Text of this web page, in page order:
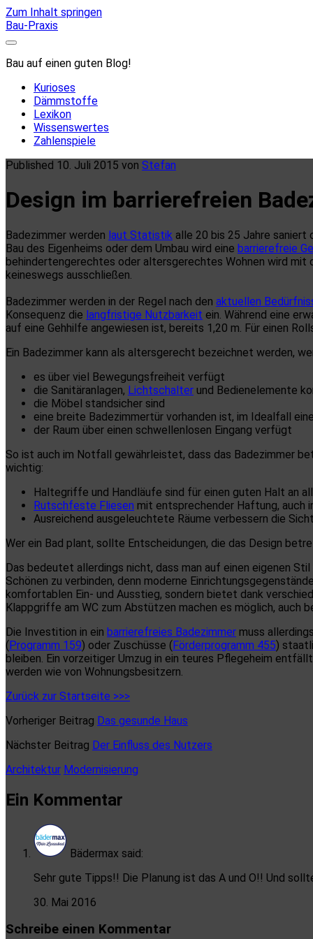
Zum Inhalt springen
Bau-Praxis
Bau auf einen guten Blog!
Kurioses
Dämmstoffe
Lexikon
Wissenswertes
Zahlenspiele
Published 10. Juli 2015 von Stefan
Design im barrierefreien
Badezimmer werden laut Statistik alle 20 bis 25 Jahre saniert
Bau des Eigenheims oder dem Umbau wird eine barrierefreie
behindertengerechtes oder altersgerechtes Wohnen wird mit
keineswegs ausschließen.
Badezimmer werden in der Regel nach den aktuellen
Konsequenz die langfristige Nutzbarkeit ein. Während eine
auf eine Gehhilfe angewiesen ist, bereits 1,20 m. Für einen
Ein Badezimmer kann als altersgerecht bezeichnet werden,
es über viel Bewegungsfreiheit verfügt
die Sanitäranlagen, Lichtschalter und Bedienelemente
die Möbel standsicher sind
eine breite Badezimmertür vorhanden ist, im Idealfall eine
der Raum über einen schwellenlosen Eingang verfügt
So ist auch im Notfall gewährleistet, dass das Badezimmer
wichtig:
Haltegriffe und Handläufe sind für einen guten Halt an
Rutschfeste Fliesen mit entsprechender Haftung, auch
Ausreichend ausgeleuchtete Räume verbessern die
Wer ein Bad plant, sollte Entscheidungen, die das Design
Das bedeutet allerdings nicht, dass man auf einen eigenen
Schönen zu verbinden, denn moderne Einrichtungsgegenstände
komfortablen Ein- und Ausstieg, sondern bietet dank
Klappgriffe am WC zum Abstützen machen es möglich,
Die Investition in ein barrierefreies Badezimmer muss
(Programm 159) oder Zuschüsse (Förderprogramm 455)
bleiben. Ein vorzeitiger Umzug in ein teures Pflegeheim
werden wie von Wohnungsbesitzern.
Zurück zur Startseite >>>
Vorheriger Beitrag Das gesunde Haus
Nächster Beitrag Der Einfluss des Nutzers
Architektur Modernisierung
Ein Kommentar
Bädermax said:
Sehr gute Tipps!! Die Planung ist das A und O!! Und
30. Mai 2016
Schreibe einen Kommentar